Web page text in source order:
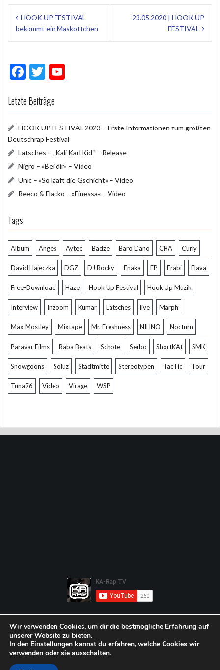
Beitragsnavigation
HOOK UP FESTIVAL
bekommt ein Maskottchen
23.05.2020 | HOOK UP
FESTIVAL
F
e
o
o
k
T
itt
u
b
e
Letzte Beiträge
HOOK UP FESTIVAL 2023 – Erste Informationen zum größten
Deutschrap Festival
Latsches – „Kali Karl Kid“ – Release
Nigro – »Bei dir« – Video
Unic – »So laaft die Gschicht« – Video
Reeco & Flacko – »Finessa« – Video
Tags
Album Anges Aytee Badze Baro Dano CHA Curly
David Hajeczka DGZ DJ Rocky Enaka EP Erabi Flava
Free-Download Haze Hook Up Festival Hook Up Muzik
Interview Inzoom Kumar Latsches live Marph
Max Mostley Mixtape Mr. Freshness NIHNO Nocturn
Paravar Films Raba Beats Schote Serbo ShortKAt SMK
Snowgoons Soluz Stadtmitte Stereotypen TacTic Tour
Tuna76 Video Virage WSP
Wir verwenden Cookies, um dir die bestmögliche Erfahrung auf
unserer Website zu bieten.
In den Einstellungen kannst du erfahren, welche Cookies wir
verwenden oder sie ausschalten.